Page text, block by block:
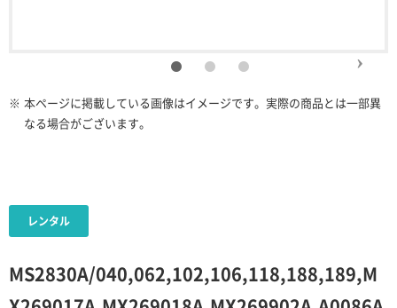
※ 本ページに掲載している画像はイメージです。実際の商品とは一部異
なる場合がございます。
MS2830A/040,062,102,106,118,188,189,M